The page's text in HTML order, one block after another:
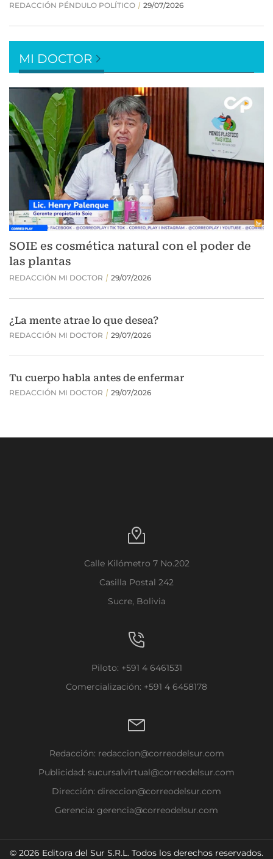
MI DOCTOR
Calle Kilómetro 7 No.202
Casilla Postal 242
Sucre, Bolivia
Piloto: +591 4 6461531
Comercialización: +591 4 6458178
Redacción: redaccion@correodelsur.com
Publicidad: sucursalvirtual@correodelsur.com
Dirección: direccion@correodelsur.com
Gerencia: gerencia@correodelsur.com
© 2026 Editora del Sur S.R.L. Todos los derechos reservados.